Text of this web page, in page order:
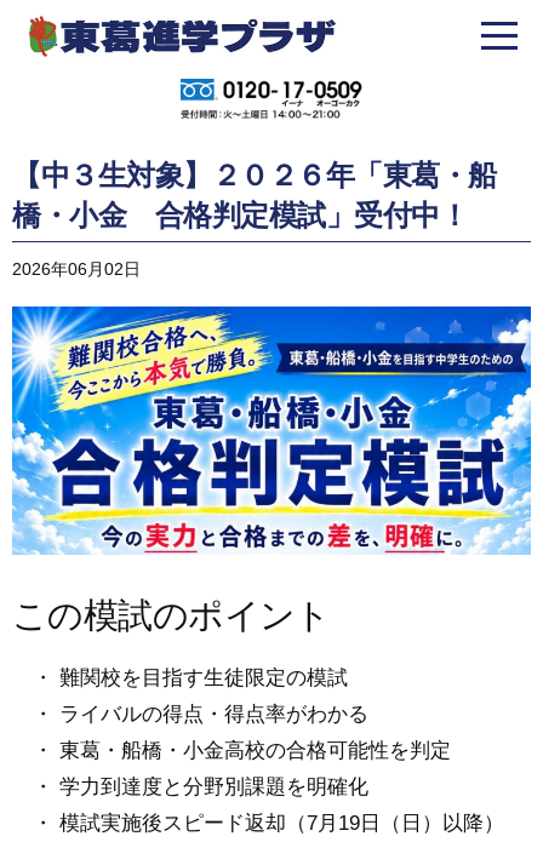
【中３生対象】２０２６年「東葛・船
橋・小金 合格判定模試」受付中！
2026年06月02日
この模試のポイント
・ 難関校を目指す生徒限定の模試
・ ライバルの得点・得点率がわかる
・ 東葛・船橋・小金高校の合格可能性を判定
・ 学力到達度と分野別課題を明確化
・ 模試実施後スピード返却（7月19日（日）以降）